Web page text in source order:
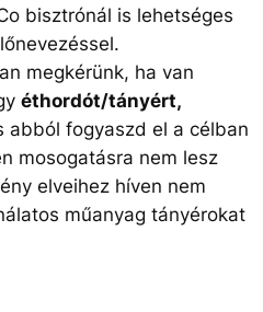
bisztrónál is lehetséges
megkérünk, ha van
éthordót/tányért,
abból fogyaszd el a célban
mosogatásra nem lesz
elveihez híven nem
műanyag tányérokat